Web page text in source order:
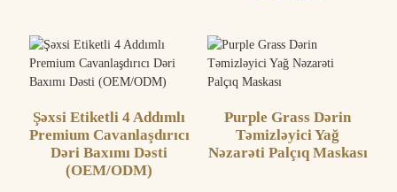
Şəxsi Etiketli 4 Addımlı
Premium Cavanlaşdırıcı
Dəri Baxımı Dəsti
(OEM/ODM)
Purple Grass Dərin
Təmizləyici Yağ
Nəzarəti Palçıq Maskası